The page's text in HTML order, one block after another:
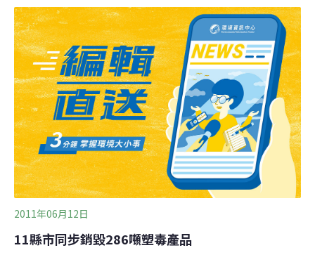
費不貲，但仍有許多細節尚待討論，等到定案後，衛生署
將會盡力籌措財源支應。國衛院院長伍焜玉表示，他相信
行政院必定會全力支援，這次食品風暴範圍很廣，但因全
球相關人體研究不足，對塑化劑毒性的了解卻只能參考小
老鼠研究，引發民眾恐慌。國人的塑化劑暴露量可能很
高，這將是全球最重要的人類塑化劑暴露風險評估計畫。
2011年06月12日
11縣市同步銷毀286噸塑毒產品